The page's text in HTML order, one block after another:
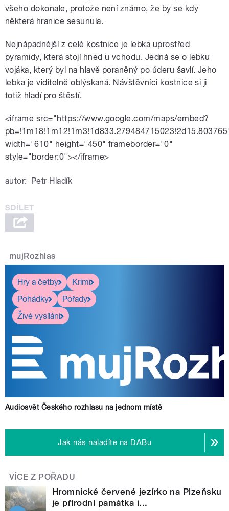
všeho dokonale, protože není známo, že by se kdy
některá hranice sesunula.
Nejnápadnější z celé kostnice je lebka uprostřed
pyramidy, která stojí hned u vchodu. Jedná se o lebku
vojáka, který byl na hlavě poraněný po úderu šavlí. Jeho
lebka je viditelně oblýskaná. Návštěvníci kostnice si ji
totiž hladí pro štěstí.
<iframe src="https://www.google.com/maps/embed?
width="610" height="450" frameborder="0"
style="border:0"></iframe>
autor: Petr Hladík
mujRozhlas
Hry a četby
Krimi
Pohádky
Pořady
Živé vysílání
Audiosvět Českého rozhlasu na jednom místě
Jak nás naladíte na DABu
VÍCE Z POŘADU
Hromnické červené jezírko na Plzeňsku
je přírodní památka i...